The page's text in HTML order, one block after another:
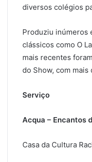
diversos colégios
Produziu inúmeros
clássicos como O
mais recentes
do Show, com mais
Serviço
Acqua – Encantos
Casa da Cultura